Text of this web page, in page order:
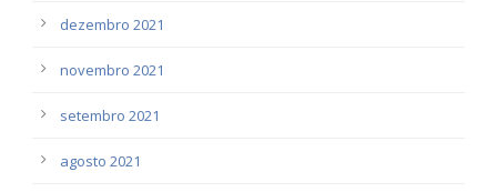
dezembro 2021
novembro 2021
setembro 2021
agosto 2021